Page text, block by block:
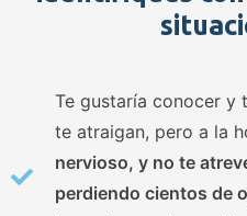
Te gustaría conocer y
te atraigan, pero a la
nervioso, y no te
perdiendo cientos de